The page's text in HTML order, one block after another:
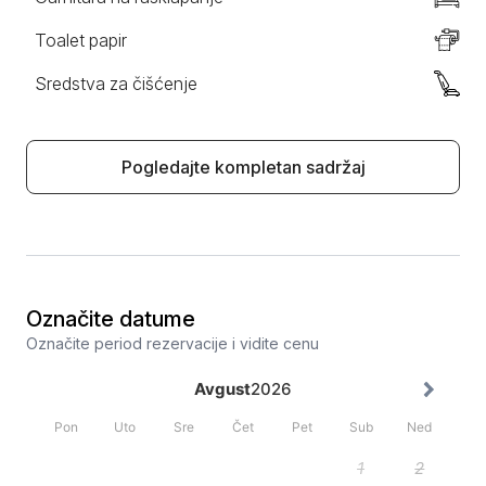
Toalet papir
Sredstva za čišćenje
Pogledajte kompletan sadržaj
Označite datume
Označite period rezervacije i vidite cenu